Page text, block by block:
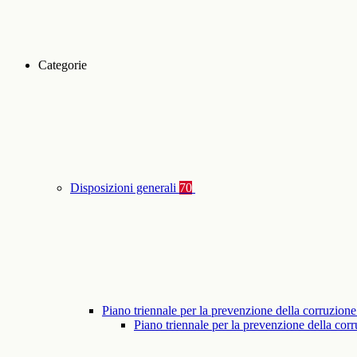
Categorie
Disposizioni generali 70
Piano triennale per la prevenzione della
Piano triennale per la prevenzione della